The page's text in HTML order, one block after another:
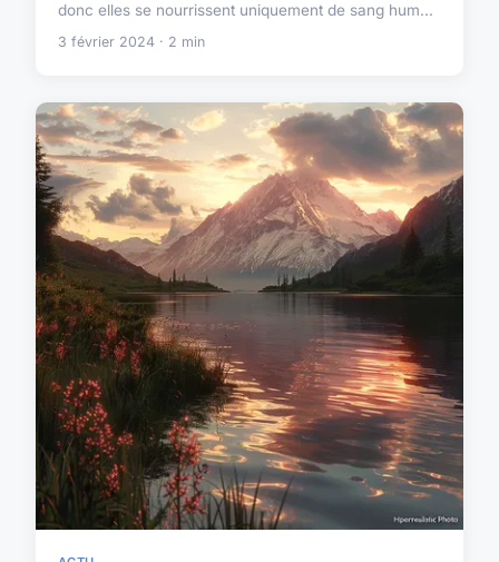
donc elles se nourrissent uniquement de sang hum...
3 février 2024 · 2 min